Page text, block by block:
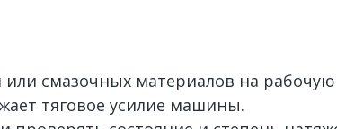
или смазочных материалов на рабочую
тяговое усилие машины.